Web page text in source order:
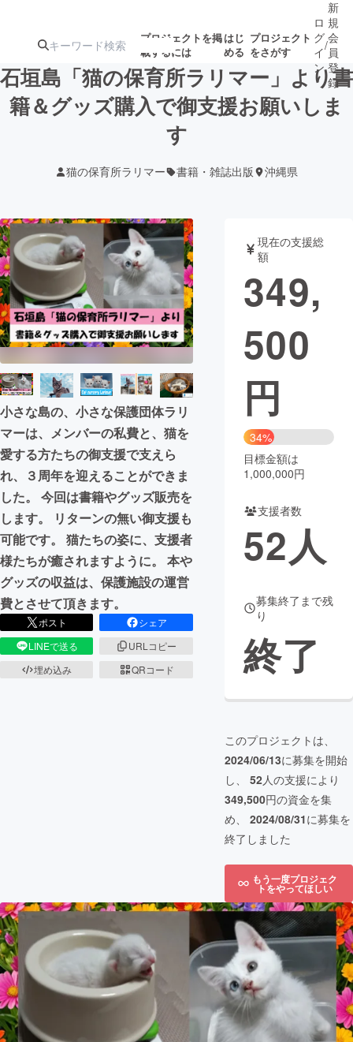
プロジェクトを掲
載するには
はじ
める
プロジェクト
をさがす
注目の新着プロ
テクノロジー・ガジェット
映像・映画 書籍・雑誌
ビジネス・起業 チャレンジ
まちづくり・地域活性化
CAMPFIRE for Social Good
CAMPFIRE Creation
CAMPFIREふるさと納税
コミュニティ
ロ
グ
イ
ン
/
新
規
会
員
登
録
石垣島「猫の保育所ラリマー」より書
籍＆グッズ購入で御支援お願いしま
す
猫の保育所ラリマー 書籍・雑誌出版 沖縄県
小さな島の、小さな保護団体ラリ
マーは、メンバーの私費と、猫を
愛する方たちの御支援で支えら
れ、３周年を迎えることができま
した。 今回は書籍やグッズ販売を
します。 リターンの無い御支援も
可能です。 猫たちの姿に、支援者
様たちが癒されますように。 本や
グッズの収益は、保護施設の運営
費とさせて頂きます。
ポスト
シェア
LINEで送る
URLコピー
埋め込み
QRコード
現在の支援総
額
349,
500
円
34%
目標金額は
1,000,000円
支援者数
52人
募集終了まで残
り
終了
このプロジェクトは、
2024/06/13に募集を開始
し、 52人の支援により
349,500円の資金を集
め、 2024/08/31に募集を
終了しました
もう一度プロジェク
トをやってほしい